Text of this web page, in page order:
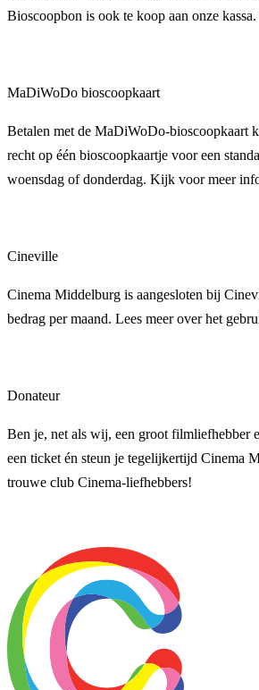
Bioscoopbon is ook te koop aan onze
MaDiWoDo bioscoopkaart
Betalen met de MaDiWoDo-bioscoopkaart
recht op één bioscoopkaartje voor een
woensdag of donderdag. Kijk voor meer
Cineville
Cinema Middelburg is aangesloten bij
bedrag per maand. Lees meer over het
Donateur
Ben je, net als wij, een groot filmliefhebber
een ticket én steun je tegelijkertijd Cinema
trouwe club Cinema-liefhebbers!